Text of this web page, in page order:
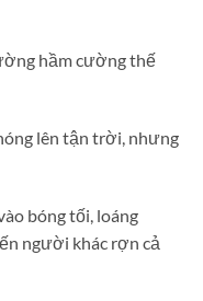
hầm cường thế
lên tận trời, nhưng
bóng tối, loáng
người khác rợn cả